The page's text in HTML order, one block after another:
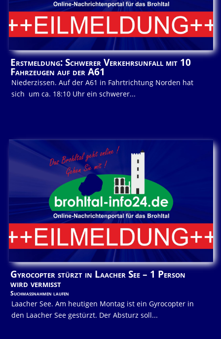
Erstmeldung: Schwerer Verkehrsunfall mit 10
Fahrzeugen auf der A61
Niederzissen. Auf der A61 in Fahrtrichtung Norden hat
sich um ca. 18:10 Uhr ein schwerer...
Gyrocopter stürzt in Laacher See – 1 Person
wird vermisst
Suchmaßnahmen laufen
Laacher See. Am heutigen Montag ist ein Gyrocopter in
den Laacher See gestürzt. Der Absturz soll...